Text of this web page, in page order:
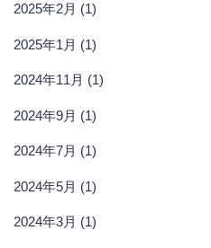
2025年2月 (1)
2025年1月 (1)
2024年11月 (1)
2024年9月 (1)
2024年7月 (1)
2024年5月 (1)
2024年3月 (1)